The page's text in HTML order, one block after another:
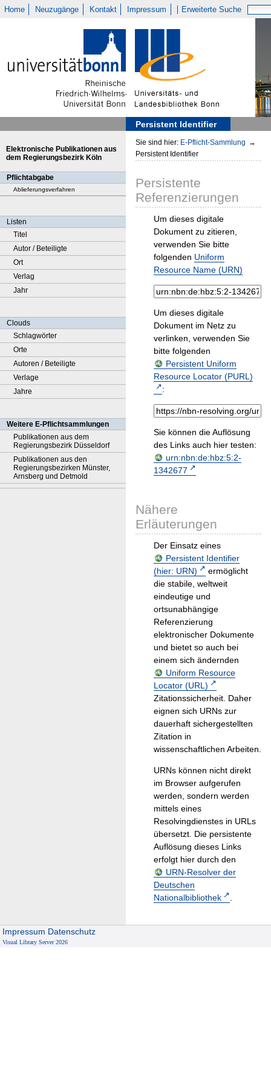
Home Neuzugänge Kontakt Impressum Erweiterte Suche
Persistent Identifier
Elektronische Publikationen aus
dem Regierungsbezirk Köln
Pflichtabgabe
Ablieferungsverfahren
Listen
Titel
Autor / Beteiligte
Ort
Verlag
Jahr
Clouds
Schlagwörter
Orte
Autoren / Beteiligte
Verlage
Jahre
Weitere E-Pflichtsammlungen
Publikationen aus dem
Regierungsbezirk Düsseldorf
Publikationen aus den
Regierungsbezirken Münster,
Arnsberg und Detmold
Sie sind hier: E-Pflicht-Sammlung →
Persistent Identifier
Persistente
Referenzierungen
Um dieses digitale
Dokument zu zitieren,
verwenden Sie bitte
folgenden Uniform
Resource Name (URN)
Um dieses digitale
Dokument im Netz zu
verlinken, verwenden Sie
bitte folgenden
Persistent Uniform
Resource Locator (PURL)
:
Sie können die Auflösung
des Links auch hier testen:
urn:nbn:de:hbz:5:2-
1342677
Nähere
Erläuterungen
Der Einsatz eines
Persistent Identifier
(hier: URN)
ermöglicht
die stabile, weltweit
eindeutige und
ortsunabhängige
Referenzierung
elektronischer Dokumente
und bietet so auch bei
einem sich ändernden
Uniform Resource
Locator (URL)
Zitationssicherheit. Daher
eignen sich URNs zur
dauerhaft sichergestellten
Zitation in
wissenschaftlichen Arbeiten.
URNs können nicht direkt
im Browser aufgerufen
werden, sondern werden
mittels eines
Resolvingdienstes in URLs
übersetzt. Die persistente
Auflösung dieses Links
erfolgt hier durch den
URN-Resolver der
Deutschen
Nationalbibliothek
.
Impressum Datenschutz
Visual Library Server 2026